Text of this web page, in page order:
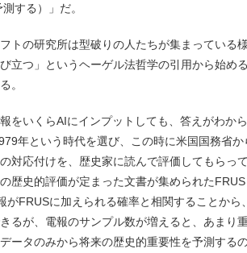
する）」だ。
トの研究所は型破りの人たちが集まっている
立つ」というヘーゲル法哲学の引用から始め
。
をいくらAIにインプットしても、答えがわか
年という時代を選び、この時に米国国務省
対応付けを、歴史家に読んで評価してもらっ
歴史的評価が定まった文書が集められた
がFRUSに加えられる確率と相関することか
るが、電報のサンプル数が増えると、あまり
ータのみから将来の歴史的重要性を予測する